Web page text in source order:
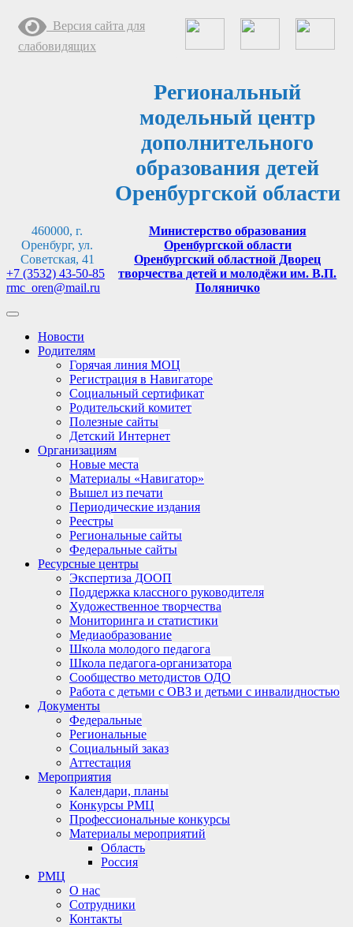
содержимому
Версия сайта для
слабовидящих
Региональный
модельный центр
дополнительного
образования детей
Оренбургской области
460000, г.
Оренбург, ул.
Советская, 41
+7 (3532) 43-50-85
rmc_oren@mail.ru
Министерство образования
Оренбургской области
Оренбургский областной Дворец
творчества детей и молодёжи им. В.П.
Поляничко
Новости
Родителям
Горячая линия МОЦ
Регистрация в Навигаторе
Социальный сертификат
Родительский комитет
Полезные сайты
Детский Интернет
Организациям
Новые места
Материалы «Навигатор»
Вышел из печати
Периодические издания
Реестры
Региональные сайты
Федеральные сайты
Ресурсные центры
Экспертиза ДООП
Поддержка классного руководителя
Художественное творчества
Мониторинга и статистики
Медиаобразование
Школа молодого педагога
Школа педагога-организатора
Сообщество методистов ОДО
Работа с детьми с ОВЗ и детьми с инвалидностью
Документы
Федеральные
Региональные
Социальный заказ
Аттестация
Мероприятия
Календари, планы
Конкурсы РМЦ
Профессиональные конкурсы
Материалы мероприятий
Область
Россия
РМЦ
О нас
Сотрудники
Контакты